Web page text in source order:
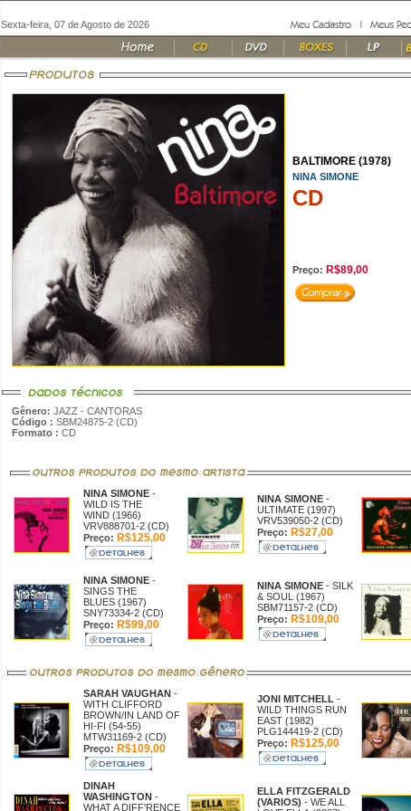
Sexta-feira, 07 de Agosto de 2026
BALTIMORE (1978)
NINA SIMONE
CD
Preço: R$89,00
Gênero: JAZZ - CANTORAS
Código : SBM24875-2 (CD)
Formato : CD
NINA SIMONE -
WILD IS THE
WIND (1966)
VRV888701-2 (CD)
Preço: R$125,00
NINA SIMONE -
ULTIMATE (1997)
VRV539050-2 (CD)
Preço: R$27,00
NINA SIMONE -
SINGS THE
BLUES (1967)
SNY73334-2 (CD)
Preço: R$99,00
NINA SIMONE - SILK
& SOUL (1967)
SBM71157-2 (CD)
Preço: R$109,00
SARAH VAUGHAN -
WITH CLIFFORD
BROWN/IN LAND OF
HI-FI (54-55)
MTW31169-2 (CD)
Preço: R$109,00
JONI MITCHELL -
WILD THINGS RUN
EAST (1982)
PLG144419-2 (CD)
Preço: R$125,00
DINAH
WASHINGTON -
WHAT A DIFF'RENCE
ELLA FITZGERALD
(VARIOS) - WE ALL